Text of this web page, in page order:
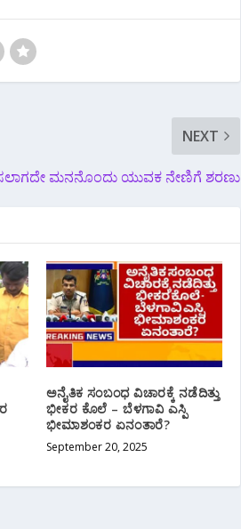
NEXT
ಮನನೊಂದು ಯುವಕ ನೇಣಿಗೆ ಶರಣು
ಅನೈತಿಕ ಸಂಬಂಧ ವಿಚಾರಕ್ಕೆ ನಡೆದಿತ್ತು
ಭೀಕರ ಕೊಲೆ – ಬೆಳಗಾವಿ ಎಸ್ಪಿ
ಭೀಮಾಶಂಕರ ಏನಂತಾರೆ?
September 20, 2025